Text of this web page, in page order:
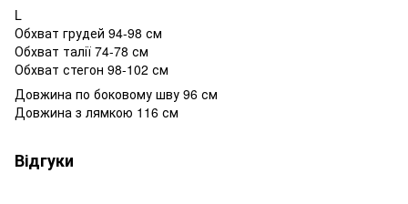
L
Обхват грудей 94-98 см
Обхват талії 74-78 см
Обхват стегон 98-102 см
Довжина по боковому шву 96 см
Довжина з лямкою 116 см
Відгуки